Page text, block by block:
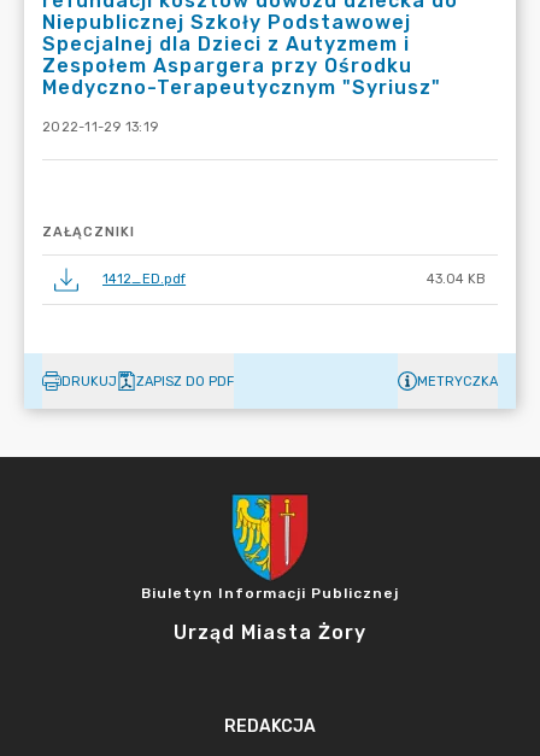
Niepublicznej Szkoły Podstawowej
Specjalnej dla Dzieci z Autyzmem i
Zespołem Aspargera przy Ośrodku
Medyczno-Terapeutycznym "Syriusz"
2022-11-29 13:19
ZAŁĄCZNIKI
1412_ED.pdf 43.04 KB
DRUKUJ ZAPISZ DO PDF METRYCZKA
Biuletyn Informacji Publicznej
Urząd Miasta Żory
REDAKCJA